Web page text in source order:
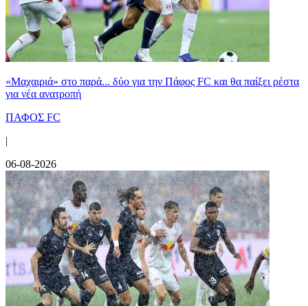
«Μαχαιριά» στο παρά... δύο για την Πάφος FC και θα παίξει ρέστα
για νέα ανατροπή
ΠΑΦΟΣ FC
|
06-08-2026